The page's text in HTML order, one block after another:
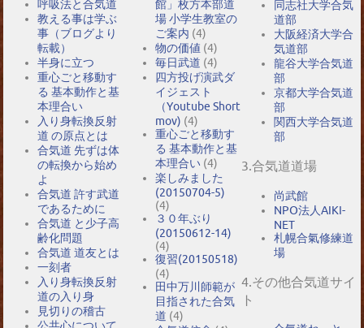
呼吸法と合気道
教える事は学ぶ
事（ブログより
転載）
半身に立つ
重心ごと移動す
る 基本動作と基
本理合い
入り身転換反射
道 の原点とは
合気道 先ずは体
の転換から始め
よ
合気道 許す武道
であるために
合気道 と少子高
齢化問題
合気道 道友とは
一刻者
入り身転換反射
道の入り身
見切りの稽古
館」枚方本部道
場 小学生教室の
ご案内 (4)
物の価値 (4)
毎日武道 (4)
四方投げ演武ダ
イジェスト
（Youtube Short
mov) (4)
重心ごと移動す
る 基本動作と基
本理合い (4)
楽しみました
(20150704-5)
(4)
３０年ぶり
(20150612-14)
(4)
復習(20150518)
(4)
田中万川師範が
目指された合気
道 (4)
同志社大学合気
道部
大阪経済大学合
気道部
龍谷大学合気道
部
京都大学合気道
部
関西大学合気道
部
3.合気道道場
尚武館
NPO法人AIKI-
NET
札幌合氣修練道
場
4.その他合気道サイ
ト